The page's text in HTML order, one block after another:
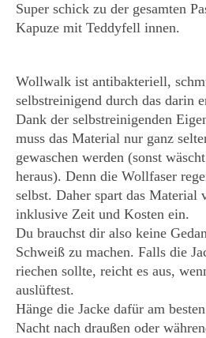
Super schick zu der gesamten
Kapuze mit Teddyfell innen.
Wollwalk ist antibakteriell,
selbstreinigend durch das darin
Dank der selbstreinigenden
muss das Material nur ganz
gewaschen werden (sonst
heraus). Denn die Wollfaser
selbst. Daher spart das Material
inklusive Zeit und Kosten ein.
Du brauchst dir also keine
Schweiß zu machen. Falls die
riechen sollte, reicht es aus,
auslüftest.
Hänge die Jacke dafür am
Nacht nach draußen oder